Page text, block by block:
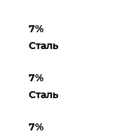
7%
Сталь
7%
Сталь
7%